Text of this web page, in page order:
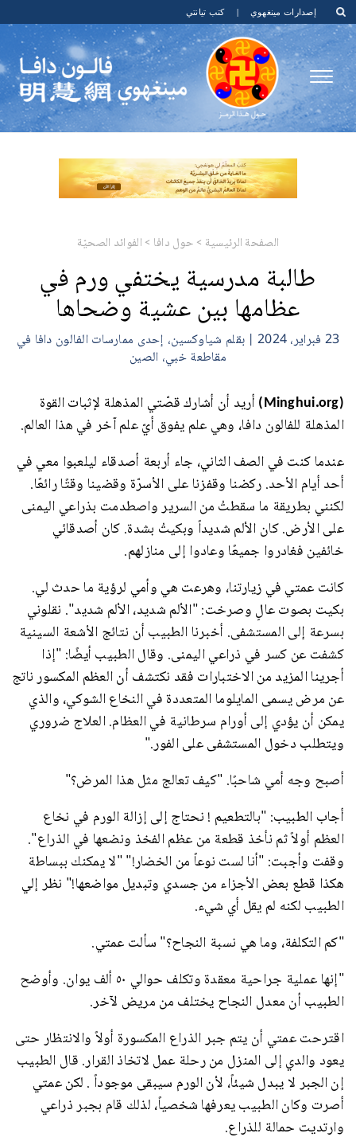
إصدارات مينغهوي | كتب تيانتي
الصفحة الرئيسية >حول دافا >الفوائد الصحيّة
طالبة مدرسية يختفي ورم في
عظامها بين عشية وضحاها
23 فبراير، 2024 | بقلم شياوكسين، إحدى ممارسات الفالون دافا في
مقاطعة خبي، الصين
(Minghui.org)
أريد أن أشارك قصّتي المذهلة لإثبات القوة
المذهلة للفالون دافا، وهي علم يفوق أيّ علم آخر في هذا العالم.
عندما كنت في الصف الثاني، جاء أربعة أصدقاء ليلعبوا معي في
أحد أيام الأحد. ركضنا وقفزنا على الأسرّة وقضينا وقتًا رائعًا.
لكنني بطريقة ما سقطتُ من السرير واصطدمت بذراعي اليمنى
على الأرض. كان الألم شديداً وبكيتُ بشدة. كان أصدقائي
خائفين فغادروا جميعًا وعادوا إلى منازلهم.
كانت عمتي في زيارتنا، وهرعت هي وأمي لرؤية ما حدث لي.
بكيت بصوت عالٍ وصرخت: "الألم شديد، الألم شديد". نقلوني
بسرعة إلى المستشفى. أخبرنا الطبيب أن نتائج الأشعة السينية
كشفت عن كسر في ذراعي اليمنى. وقال الطبيب أيضًا: "إذا
أجرينا المزيد من الاختبارات فقد نكتشف أن العظم المكسور ناتج
عن مرض يسمى المايلوما المتعددة في النخاع الشوكي، والذي
يمكن أن يؤدي إلى أورام سرطانية في العظام. العلاج ضروري
ويتطلب دخول المستشفى على الفور."
أصبح وجه أمي شاحبًا. "كيف تعالج مثل هذا المرض؟"
أجاب الطبيب: "بالتطعيم ! نحتاج إلى إزالة الورم في نخاع
العظم أولاً ثم نأخذ قطعة من عظم الفخذ ونضعها في الذراع".
وقفت وأجبت: "أنا لست نوعاً من الخضار!" "لا يمكنك ببساطة
هكذا قطع بعض الأجزاء من جسدي وتبديل مواضعها!" نظر إلي
الطبيب لكنه لم يقل أي شيء.
"كم التكلفة، وما هي نسبة النجاح؟" سألت عمتي.
"إنها عملية جراحية معقدة وتكلف حوالي ٥٠ ألف يوان. وأوضح
الطبيب أن معدل النجاح يختلف من مريض لآخر.
اقترحت عمتي أن يتم جبر الذراع المكسورة أولاً والانتظار حتى
يعود والدي إلى المنزل من رحلة عمل لاتخاذ القرار. قال الطبيب
إن الجبر لا يبدل شيئاً، لأن الورم سيبقى موجوداً . لكن عمتي
أصرت وكان الطبيب يعرفها شخصياً، لذلك قام بجبر ذراعي
وارتديت حمالة للذراع.